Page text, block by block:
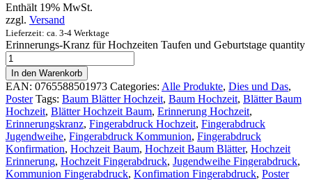
Enthält 19% MwSt.
zzgl. Versand
Lieferzeit: ca. 3-4 Werktage
Erinnerungs-Kranz für Hochzeiten Taufen und Geburtstage quantity
In den Warenkorb
EAN: 0765588501973 Categories: Alle Produkte, Dies und Das,
Poster Tags: Baum Blätter Hochzeit, Baum Hochzeit, Blätter Baum
Hochzeit, Blätter Hochzeit Baum, Erinnerung Hochzeit,
Erinnerungskranz, Fingerabdruck Hochzeit, Fingerabdruck
Jugendweihe, Fingerabdruck Kommunion, Fingerabdruck
Konfirmation, Hochzeit Baum, Hochzeit Baum Blätter, Hochzeit
Erinnerung, Hochzeit Fingerabdruck, Jugendweihe Fingerabdruck,
Kommunion Fingerabdruck, Konfimation Fingerabdruck, Poster